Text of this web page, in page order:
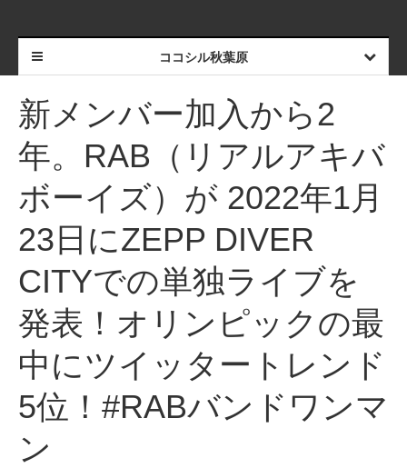
ココシル秋葉原
新メンバー加入から2
年。RAB（リアルアキバ
ボーイズ）が 2022年1月
23日にZEPP DIVER
CITYでの単独ライブを
発表！オリンピックの最
中にツイッタートレンド
5位！#RABバンドワンマ
ン